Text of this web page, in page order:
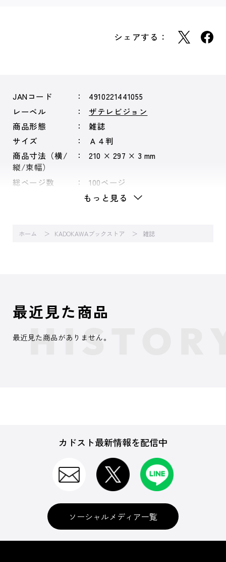
シェアする：
JANコード
4910221441055
レーベル
ザテレビジョン
商品形態
雑誌
サイズ
Ａ４判
商品寸法（横/
縦/束幅）
210 × 297 × 3 mm
総ページ数 100ページ
もっと見る
ホーム KADOKAWAブックストア 雑誌
最近見た商品
最近見た商品がありません。
カドスト最新情報を配信中
ソーシャルメディア一覧